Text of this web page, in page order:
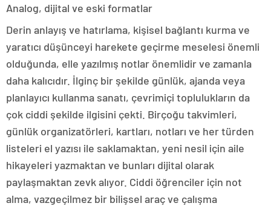
Analog, dijital ve eski formatlar
Derin anlayış ve hatırlama, kişisel bağlantı kurma ve
yaratıcı düşünceyi harekete geçirme meselesi önemli
olduğunda, elle yazılmış notlar önemlidir ve zamanla
daha kalıcıdır. İlginç bir şekilde günlük, ajanda veya
planlayıcı kullanma sanatı, çevrimiçi toplulukların da
çok ciddi şekilde ilgisini çekti. Birçoğu takvimleri,
günlük organizatörleri, kartları, notları ve her türden
listeleri el yazısı ile saklamaktan, yeni nesil için aile
hikayeleri yazmaktan ve bunları dijital olarak
paylaşmaktan zevk alıyor. Ciddi öğrenciler için not
alma, vazgeçilmez bir bilişsel araç ve çalışma